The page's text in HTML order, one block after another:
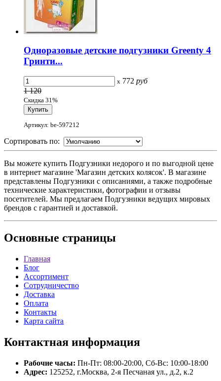
Одноразовые детские подгузники Greenty 4
Гринти...
x 772 руб
1 120
Скидка 31%
Артикул: be-597212
Сортировать по:
Вы можете купить Подгузники недорого и по выгодной цене
в интернет магазине 'Магазин детских колясок'. В магазине
представлены Подгузники с описаниями, а также подробные
технические характеристики, фотографии и отзывы
посетителей. Мы предлагаем Подгузники ведущих мировых
брендов с гарантией и доставкой.
Основные страницы
Главная
Блог
Ассортимент
Сотрудничество
Доставка
Оплата
Контакты
Карта сайта
Контактная информация
Рабочие часы: Пн-Пт: 08:00-20:00, Сб-Вс: 10:00-18:00
Адрес: 125252, г.Москва, 2-я Песчаная ул., д.2, к.2